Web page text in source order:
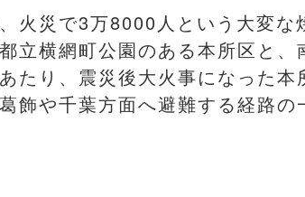
火災で3万8000 人という大変な
立横網町公園のある本所区と、
たり、震災後大火事になった本
飾や千葉方面へ避難する経路の